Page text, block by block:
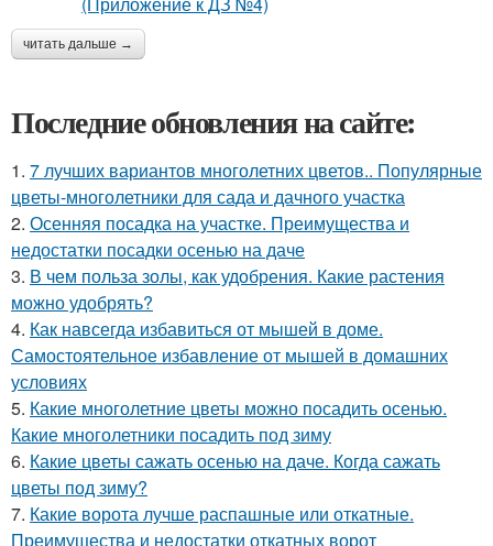
читать дальше →
Последние обновления на сайте:
1. 7 лучших вариантов многолетних цветов.. Популярные
цветы-многолетники для сада и дачного участка
2. Осенняя посадка на участке. Преимущества и
недостатки посадки осенью на даче
3. В чем польза золы, как удобрения. Какие растения
можно удобрять?
4. Как навсегда избавиться от мышей в доме.
Самостоятельное избавление от мышей в домашних
условиях
5. Какие многолетние цветы можно посадить осенью.
Какие многолетники посадить под зиму
6. Какие цветы сажать осенью на даче. Когда сажать
цветы под зиму?
7. Какие ворота лучше распашные или откатные.
Преимущества и недостатки откатных ворот